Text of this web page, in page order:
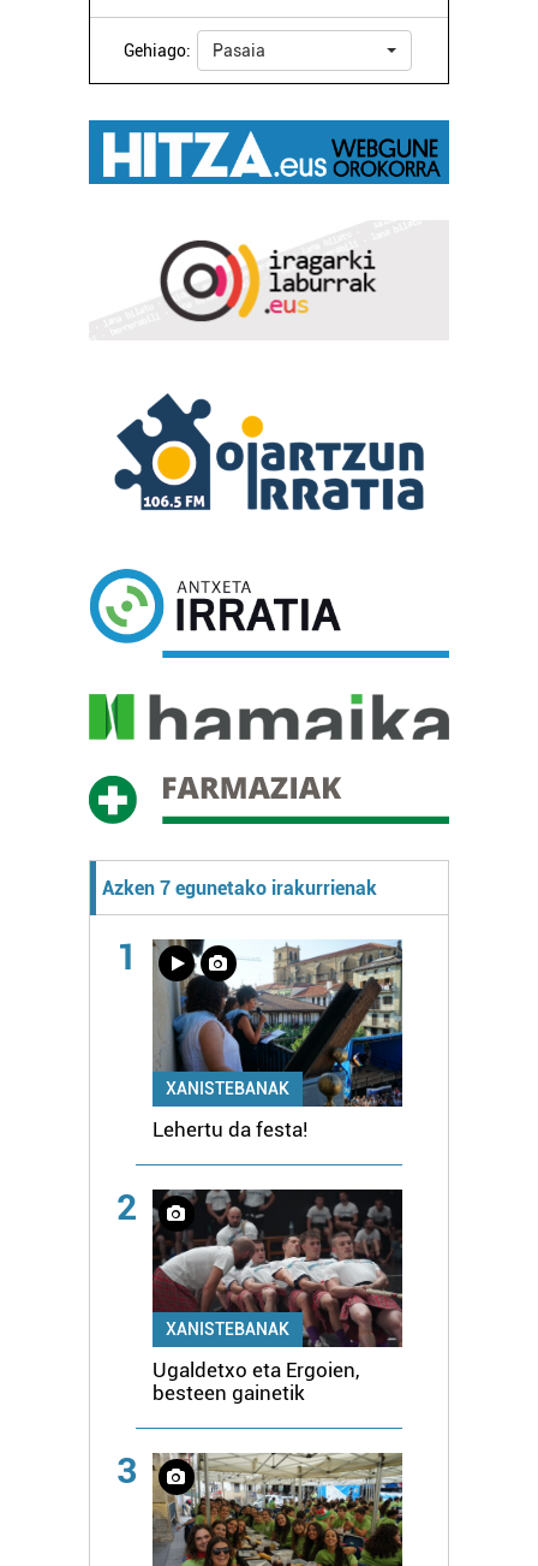
Gehiago: Pasaia
Azken 7 egunetako irakurrienak
1
XANISTEBANAK
Lehertu da festa!
2
XANISTEBANAK
Ugaldetxo eta Ergoien,
besteen gainetik
3